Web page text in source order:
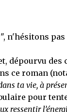
", n'hésitons
dépourvu
ce roman
ta vie, à
pour
ressentir